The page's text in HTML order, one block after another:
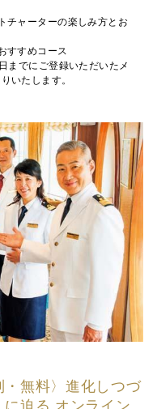
チャーターの楽しみ方とお
すすめコース
までにご登録いただいたメ
いたします。
・無料〉進化しつづ
迫る オンライン